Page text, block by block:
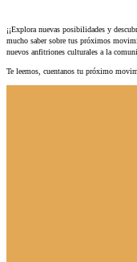
¡¡Explora nuevas posibilidades y
mucho saber sobre tus próximos
nuevos anfitriones culturales a la
Te leemos, cuentanos tu próximo